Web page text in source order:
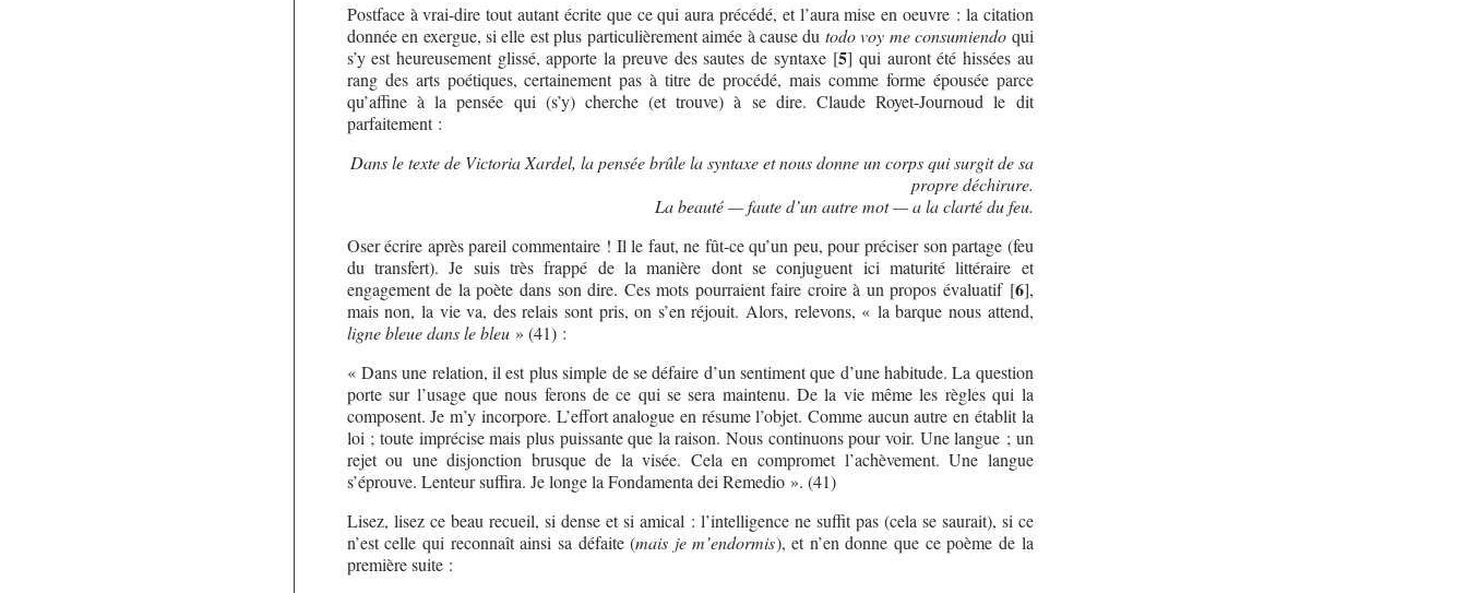
Postface à vrai-dire tout autant écrite que ce qui aura précédé, et l’aura mise en oeuvre : la citation
donnée en exergue, si elle est plus particulièrement aimée à cause du todo voy me consumiendo qui
s’y est heureusement glissé, apporte la preuve des sautes de syntaxe[5] qui auront été hissées au
rang des arts poétiques, certainement pas à titre de procédé, mais comme forme épousée parce
qu’affine à la pensée qui (s’y) cherche (et trouve) à se dire. Claude Royet-Journoud le dit
parfaitement :
Dans le texte de Victoria Xardel, la pensée brûle la syntaxe et nous donne un corps qui surgit de sa
propre déchirure.
La beauté — faute d’un autre mot — a la clarté du feu.
Oser écrire après pareil commentaire ! Il le faut, ne fût-ce qu’un peu, pour préciser son partage (feu
du transfert). Je suis très frappé de la manière dont se conjuguent ici maturité littéraire et
engagement de la poète dans son dire. Ces mots pourraient faire croire à un propos évaluatif[6],
mais non, la vie va, des relais sont pris, on s’en réjouit. Alors, relevons, « la barque nous attend,
ligne bleue dans le bleu» (41) :
« Dans une relation, il est plus simple de se défaire d’un sentiment que d’une habitude. La question
porte sur l’usage que nous ferons de ce qui se sera maintenu. De la vie même les règles qui la
composent. Je m’y incorpore. L’effort analogue en résume l’objet. Comme aucun autre en établit la
loi ; toute imprécise mais plus puissante que la raison. Nous continuons pour voir. Une langue ; un
rejet ou une disjonction brusque de la visée. Cela en compromet l’achèvement. Une langue
s’éprouve. Lenteur suffira. Je longe la Fondamenta dei Remedio ». (41)
Lisez, lisez ce beau recueil, si dense et si amical : l’intelligence ne suffit pas (cela se saurait), si ce
n’est celle qui reconnaît ainsi sa défaite (mais je m’endormis), et n’en donne que ce poème de la
première suite :